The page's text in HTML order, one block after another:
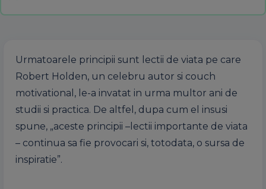
Urmatoarele principii sunt lectii de viata pe care
Robert Holden, un celebru autor si couch
motivational, le-a invatat in urma multor ani de
studii si practica. De altfel, dupa cum el insusi
spune, „aceste principii –lectii importante de viata
– continua sa fie provocari si, totodata, o sursa de
inspiratie”.